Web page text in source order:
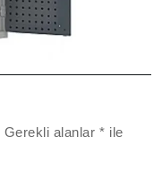
Gerekli alanlar* ile